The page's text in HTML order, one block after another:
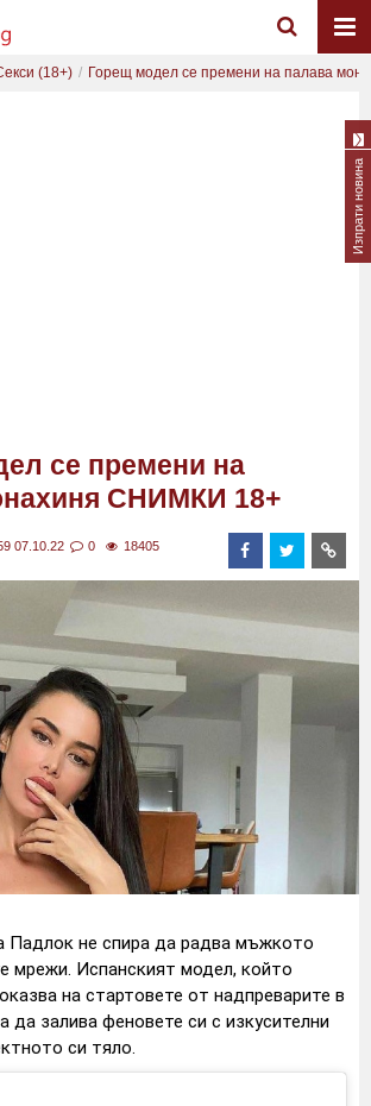
(18+) Горещ модел се премени на палава
се премени на
СНИМКИ 18+
07.10.22 0 18405
Падлок не спира да радва мъжкото
мрежи. Испанският модел, който
на стартовете от надпреварите в
да залива феновете си с изкусителни
си тяло.
Изпрати новина